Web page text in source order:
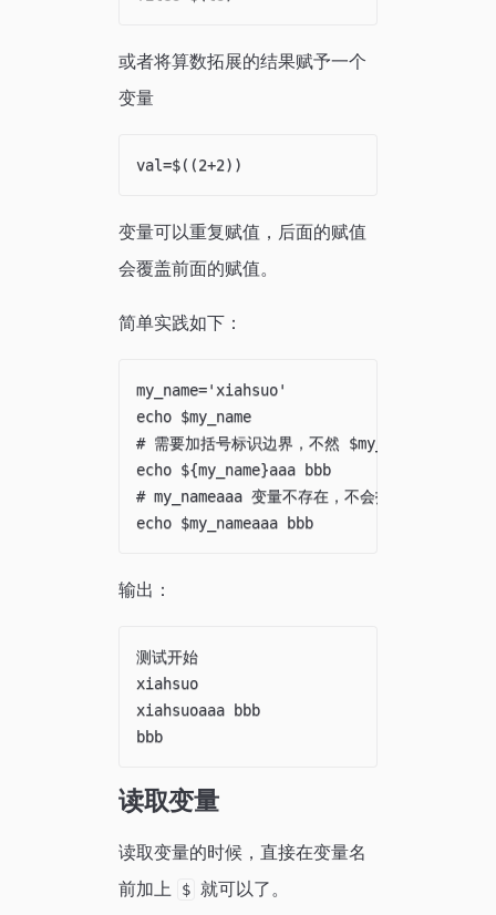
或者将算数拓展的结果赋予一个
变量
变量可以重复赋值，后面的赋值
会覆盖前面的赋值。
简单实践如下：
my_name='xiahsuo'
echo $my_name
# 需要加括号标识边界，不然 $my_nameaaa 会去
echo ${my_name}aaa bbb
# my_nameaaa 变量不存在，不会报错，只是啥也
echo $my_nameaaa bbb
输出：
测试开始
xiahsuo
xiahsuoaaa bbb
bbb
读取变量
读取变量的时候，直接在变量名
前加上
$ 就可以了。